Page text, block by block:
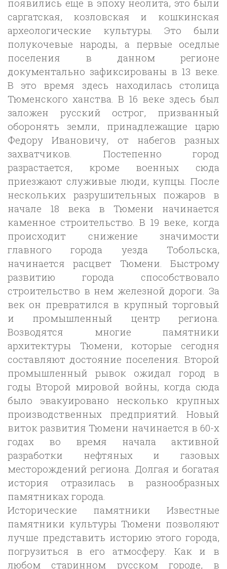
появились еще в эпоху неолита, это были
саргатская, козловская и кошкинская
археологические культуры. Это были
полукочевые народы, а первые оседлые
поселения в данном регионе
документально зафиксированы в 13 веке.
В это время здесь находилась столица
Тюменского ханства. В 16 веке здесь был
заложен русский острог, призванный
оборонять земли, принадлежащие царю
Федору Ивановичу, от набегов разных
захватчиков. Постепенно город
разрастается, кроме военных сюда
приезжают служивые люди, купцы. После
нескольких разрушительных пожаров в
начале 18 века в Тюмени начинается
каменное строительство. В 19 веке, когда
происходит снижение значимости
главного города уезда Тобольска,
начинается расцвет Тюмени. Быстрому
развитию города способствовало
строительство в нем железной дороги. За
век он превратился в крупный торговый
и промышленный центр региона.
Возводятся многие памятники
архитектуры Тюмени, которые сегодня
составляют достояние поселения. Второй
промышленный рывок ожидал город в
годы Второй мировой войны, когда сюда
было эвакуировано несколько крупных
производственных предприятий. Новый
виток развития Тюмени начинается в 60-х
годах во время начала активной
разработки нефтяных и газовых
месторождений региона. Долгая и богатая
история отразилась в разнообразных
памятниках города.
Исторические памятники Известные
памятники культуры Тюмени позволяют
лучше представить историю этого города,
погрузиться в его атмосферу. Как и в
любом старинном русском городе, в